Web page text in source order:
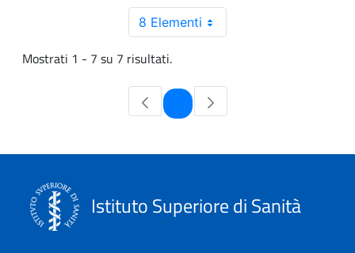
8 Elementi
Mostrati 1 - 7 su 7 risultati.
Pagina
Istituto Superiore di Sanità